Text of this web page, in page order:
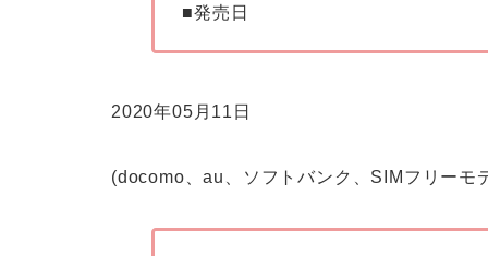
■発売日
2020年05月11日
(docomo、au、ソフトバンク、SIMフリーモ